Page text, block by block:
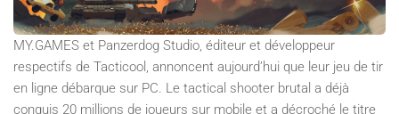
MY.GAMES et Panzerdog Studio, éditeur et développeur
respectifs de Tacticool, annoncent aujourd’hui que leur jeu de tir
en ligne débarque sur PC. Le tactical shooter brutal a déjà
conquis 20 millions de joueurs sur mobile et a décroché le titre